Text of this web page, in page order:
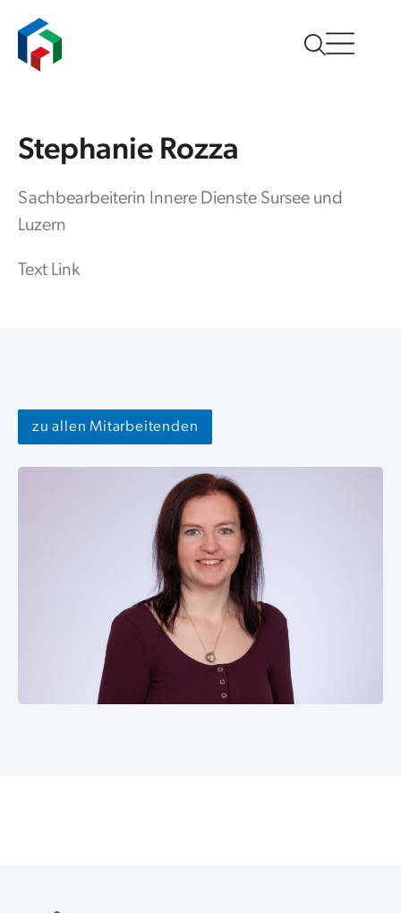
Stephanie Rozza
Sachbearbeiterin Innere Dienste Sursee und
Luzern
Text Link
zu allen Mitarbeitenden